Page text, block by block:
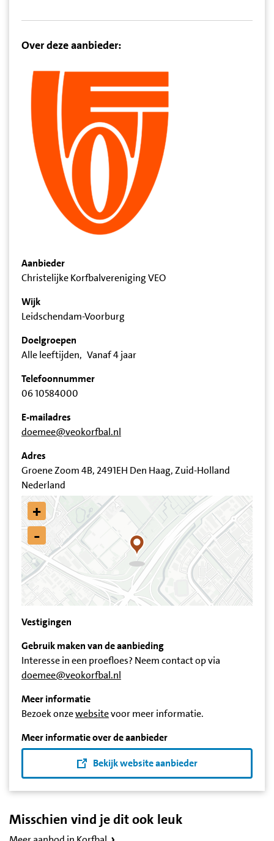
Over deze aanbieder:
Aanbieder
Christelijke Korfbalvereniging VEO
Wijk
Leidschendam-Voorburg
Doelgroepen
Alle leeftijden
Vanaf 4 jaar
Telefoonnummer
06 10584000
E-mailadres
doemee@veokorfbal.nl
Adres
Groene Zoom 4B, 2491EH Den Haag, Zuid-Holland
Nederland
+
-
Vestigingen
Gebruik maken van de aanbieding
Interesse in een proefloes? Neem contact op via
doemee@veokorfbal.nl
Meer informatie
Bezoek onzewebsitevoor meer informatie.
Meer informatie over de aanbieder
Bekijk website aanbieder
Misschien vind je dit ook leuk